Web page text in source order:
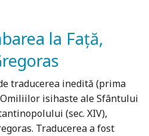
la Față,
traducerea inedită (prima
isihaste ale Sfântului
(sec. XIV),
Traducerea a fost